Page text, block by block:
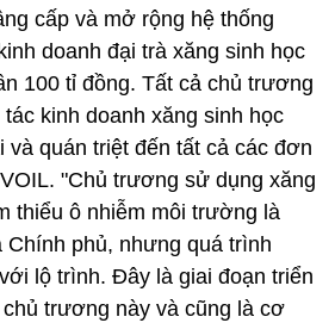
cấp và mở rộng hệ thống
doanh đại trà xăng sinh học
100 tỉ đồng. Tất cả chủ trương
tác kinh doanh xăng sinh học
quán triệt đến tất cả các đơn
"Chủ trương sử dụng xăng
thiểu ô nhiễm môi trường là
phủ, nhưng quá trình
lộ trình. Đây là giai đoạn triển
trương này và cũng là cơ